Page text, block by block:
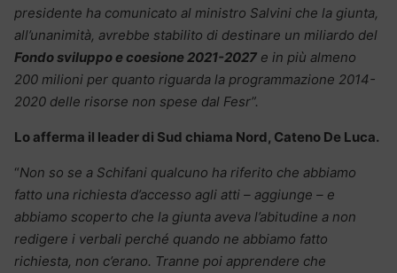
presidente ha comunicato al ministro Salvini che la giunta,
all’unanimità, avrebbe stabilito di destinare un miliardo del
Fondo sviluppo e coesione 2021-2027 e in più almeno
200 milioni per quanto riguarda la programmazione 2014-
2020 delle risorse non spese dal Fesr”.
Lo afferma il leader di Sud chiama Nord, Cateno De Luca.
“Non so se a Schifani qualcuno ha riferito che abbiamo
fatto una richiesta d’accesso agli atti – aggiunge – e
abbiamo scoperto che la giunta aveva l’abitudine a non
redigere i verbali perché quando ne abbiamo fatto
richiesta, non c’erano. Tranne poi apprendere che